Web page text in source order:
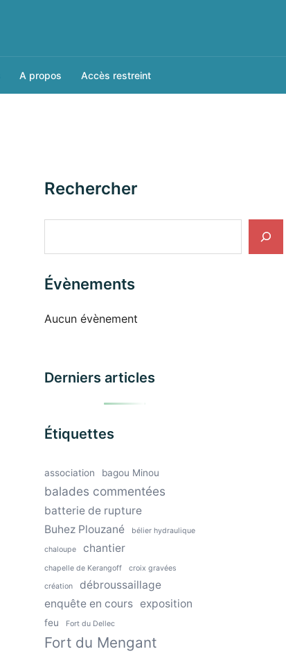
A propos Accès restreint
Rechercher
Évènements
Aucun évènement
Derniers articles
Étiquettes
association bagou Minou
balades commentées
batterie de rupture
Buhez Plouzané
bélier hydraulique
chaloupe chantier
chapelle de Kerangoff
croix gravées
création
débroussaillage
enquête en cours
exposition
feu Fort du Dellec
Fort du Mengant